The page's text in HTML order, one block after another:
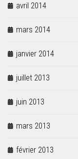
avril 2014
mars 2014
janvier 2014
juillet 2013
juin 2013
mars 2013
février 2013